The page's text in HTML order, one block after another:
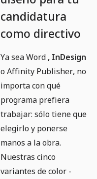
candidatura
como directivo
Ya sea Word , InDesign
o Affinity Publisher, no
importa con qué
programa prefiera
trabajar: sólo tiene que
elegirlo y ponerse
manos a la obra.
Nuestras cinco
variantes de color -